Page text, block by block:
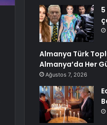
Almanya Türk
Almanya’da Her
Ağustos 7, 2026